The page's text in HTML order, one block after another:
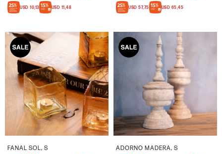
USD 10,13 USD 11,48 USD 57,75 USD 65,45
FANAL SOL, S ADORNO MADERA, S